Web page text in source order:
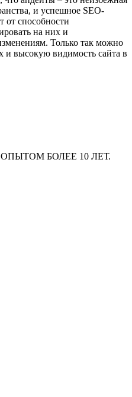
и успешное SEO-
от способности
на них и
Только так можно
и высокую видимость сайта в
БОЛЕЕ 10 ЛЕТ.